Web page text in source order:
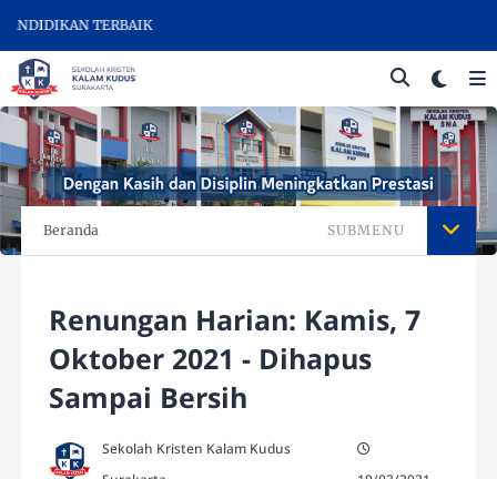
TERBAIK
Beranda SUBMENU
Renungan Harian: Kamis, 7
Oktober 2021 - Dihapus
Sampai Bersih
Sekolah Kristen Kalam Kudus